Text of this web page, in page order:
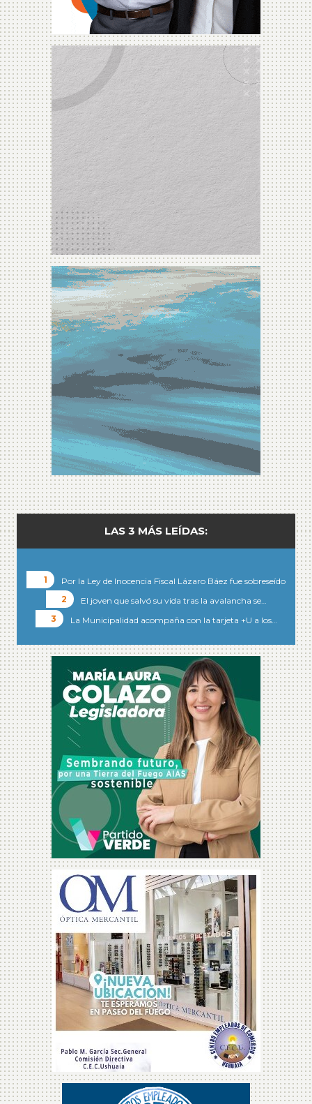
LAS 3 MÁS LEÍDAS:
Por la Ley de Inocencia Fiscal Lázaro Báez fue sobreseído
El joven que salvó su vida tras la avalancha se…
La Municipalidad acompaña con la tarjeta +U a los…